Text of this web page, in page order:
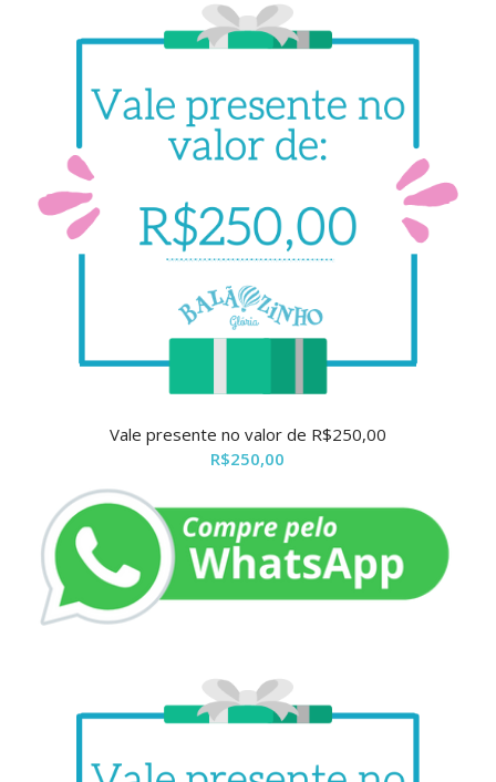
Vale presente no valor de R$250,00
R$250,00